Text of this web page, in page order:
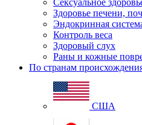
Сексуальное
Здоровье печени,
Эндокринная
Контроль веса
Здоровый слух
Раны и кожные
По странам
США